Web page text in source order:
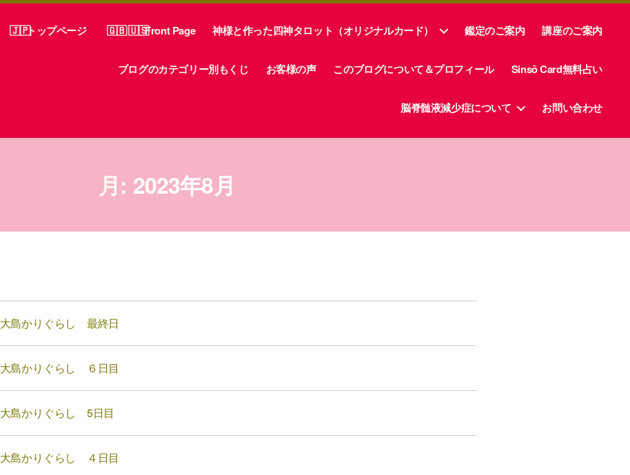
トップページ Front Page 神様と作った四神タロット（オリジナルカード） 鑑定のご案内 講座のご案内
ブログのカテゴリー別もくじ お客様の声 このブログについて＆プロフィール Sinsō Card無料占い
脳脊髄液減少症について お問い合わせ
月: 2023年8月
大島かりぐらし 最終日
大島かりぐらし ６日目
大島かりぐらし 5日目
大島かりぐらし ４日目